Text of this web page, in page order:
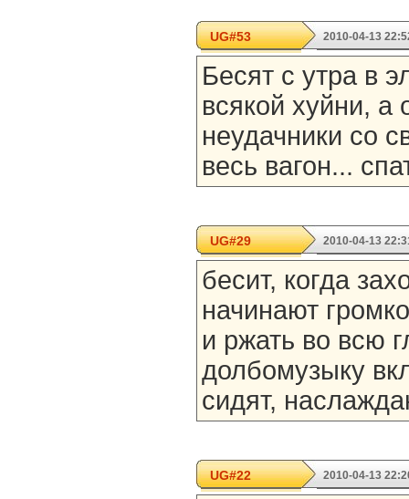
UG#53 2010-04-13
Бесят с утра в
всякой хуйни,
неудачники со
весь вагон...
UG#29 2010-04-13
бесит, когда
начинают
и ржать во всю
долбомузыку
сидят,
UG#22 2010-04-13